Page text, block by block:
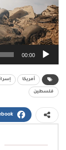
00:00
أمريكا
فلسطين